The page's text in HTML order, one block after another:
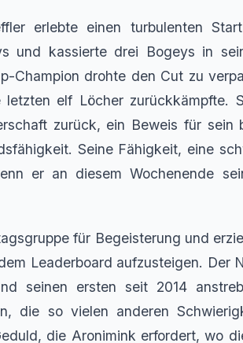
erlebte einen turbulenten
und kassierte drei Bogeys in
Champion drohte den Cut zu
elf Löcher zurückkämpfte.
zurück, ein Beweis für sein
Seine Fähigkeit, eine
er an diesem Wochenende
für Begeisterung und
Leaderboard aufzusteigen. Der
seinen ersten seit 2014
die so vielen anderen
die Aronimink erfordert, wo